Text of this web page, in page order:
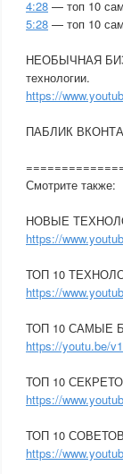
4:28 — топ 10
5:28 — топ 10
НЕОБЫЧНАЯ
технологии.
https://
ПАБЛИК
Смотрите также:
НОВЫЕ
https://
ТОП 10
https://
ТОП 10 САМЫЕ
https://youtu.be/
ТОП 10
https://
ТОП 10
https://